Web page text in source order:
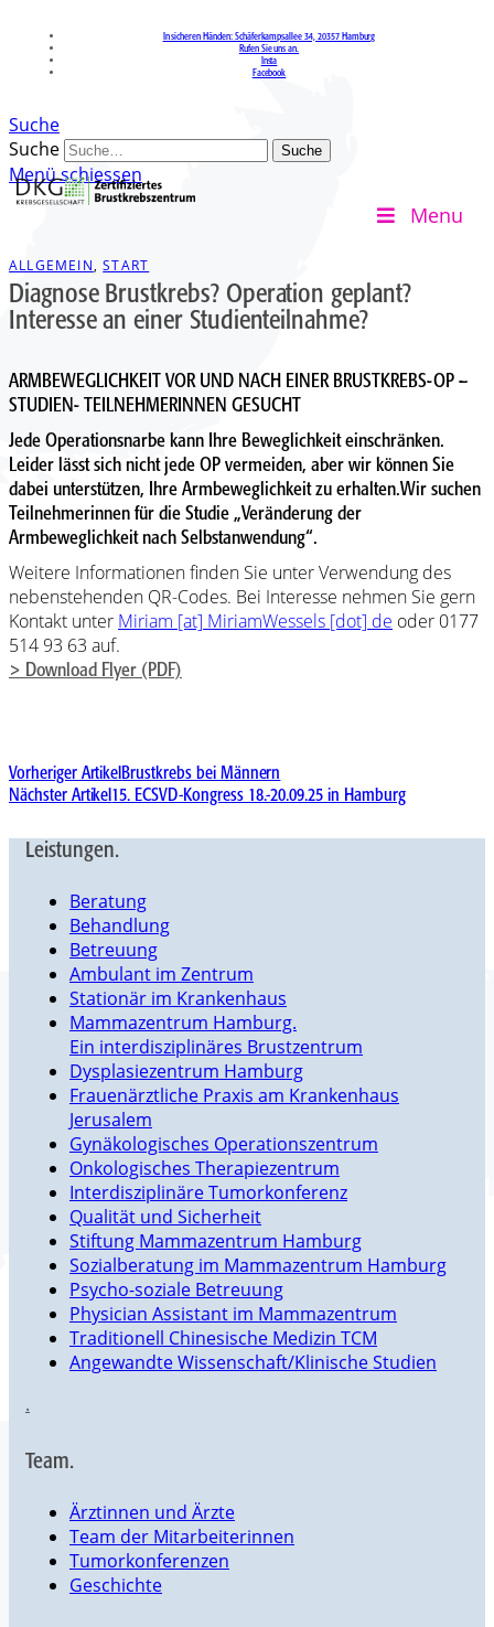
In sicheren Händen: Schäferkampsallee 34, 20357 Hamburg
Rufen Sie uns an.
Insta
Facebook
Suche
Suche
Menü schiessen
Menu
ALLGEMEIN,START
Diagnose Brustkrebs? Operation geplant?
Interesse an einer Studienteilnahme?
ARMBEWEGLICHKEIT VOR UND NACH EINER BRUSTKREBS-OP –
STUDIEN- TEILNEHMERINNEN GESUCHT
Jede Operationsnarbe kann Ihre Beweglichkeit einschränken.
Leider lässt sich nicht jede OP vermeiden, aber wir können Sie
dabei unterstützen, Ihre Armbeweglichkeit zu erhalten.Wir suchen
Teilnehmerinnen für die Studie „Veränderung der
Armbeweglichkeit nach Selbstanwendung“.
Weitere Informationen finden Sie unter Verwendung des
nebenstehenden QR-Codes. Bei Interesse nehmen Sie gern
Kontakt unter Miriam [at] MiriamWessels [dot] de oder 0177
514 93 63 auf.
> Download Flyer (PDF)
Vorheriger ArtikelBrustkrebs bei Männern
Nächster Artikel15. ECSVD-Kongress 18.-20.09.25 in Hamburg
Leistungen.
Beratung
Behandlung
Betreuung
Ambulant im Zentrum
Stationär im Krankenhaus
Mammazentrum Hamburg.
Ein interdisziplinäres Brustzentrum
Dysplasiezentrum Hamburg
Frauenärztliche Praxis am Krankenhaus
Jerusalem
Gynäkologisches Operationszentrum
Onkologisches Therapiezentrum
Interdisziplinäre Tumorkonferenz
Qualität und Sicherheit
Stiftung Mammazentrum Hamburg
Sozialberatung im Mammazentrum Hamburg
Psycho-soziale Betreuung
Physician Assistant im Mammazentrum
Traditionell Chinesische Medizin TCM
Angewandte Wissenschaft/Klinische Studien
.
Team.
Ärztinnen und Ärzte
Team der Mitarbeiterinnen
Tumorkonferenzen
Geschichte